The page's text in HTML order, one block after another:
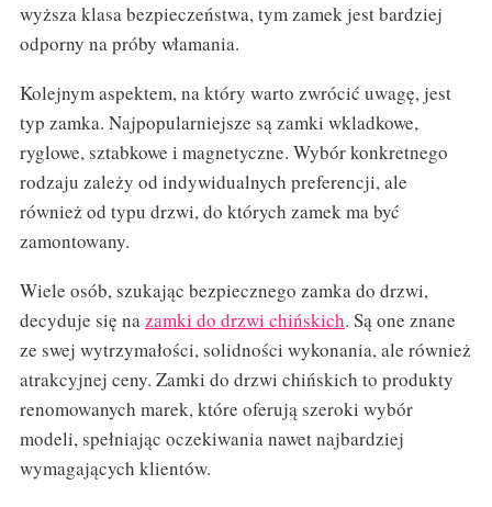
wyższa klasa bezpieczeństwa, tym zamek jest bardziej
odporny na próby włamania.
Kolejnym aspektem, na który warto zwrócić uwagę, jest
typ zamka. Najpopularniejsze są zamki wkladkowe,
ryglowe, sztabkowe i magnetyczne. Wybór konkretnego
rodzaju zależy od indywidualnych preferencji, ale
również od typu drzwi, do których zamek ma być
zamontowany.
Wiele osób, szukając bezpiecznego zamka do drzwi,
decyduje się nazamki do drzwi chińskich. Są one znane
ze swej wytrzymałości, solidności wykonania, ale również
atrakcyjnej ceny. Zamki do drzwi chińskich to produkty
renomowanych marek, które oferują szeroki wybór
modeli, spełniając oczekiwania nawet najbardziej
wymagających klientów.